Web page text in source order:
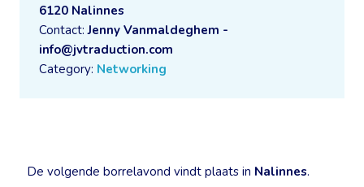
6120 Nalinnes
Contact:Jenny Vanmaldeghem -
info@jvtraduction.com
Category: Networking
De volgende borrelavond vindt plaats in Nalinnes.